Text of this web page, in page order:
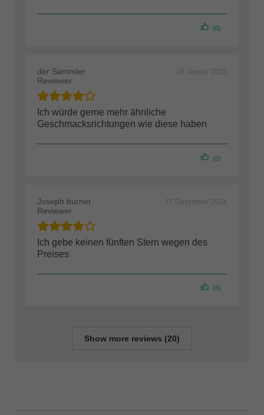
(0)
der Sammler
Reviewer
19 Januar 2025
Ich würde gerne mehr ähnliche
Geschmacksrichtungen wie diese haben
(0)
Joseph burner
Reviewer
17 Dezember 2024
Ich gebe keinen fünften Stern wegen des
Preises
(0)
Show more reviews (20)